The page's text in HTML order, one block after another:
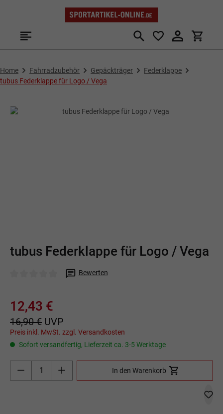
Zum Hauptinhalt springen
Home Fahrradzubehör Gepäckträger
Federklappe
tubus Federklappe für Logo / Vega
tubus Federklappe für Logo / Vega
Bewerten
12,43 €
16,90 € UVP
Preis inkl. MwSt. zzgl. Versandkosten
Sofort versandfertig, Lieferzeit ca. 3-5 Werktage
Produkt Anzahl: Gib den gewünschten Wert
In den Warenkorb